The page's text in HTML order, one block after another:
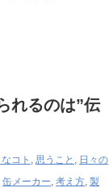
れるのは”伝
コト , 思うこと , 日々の
缶メーカー, 考え方, 製